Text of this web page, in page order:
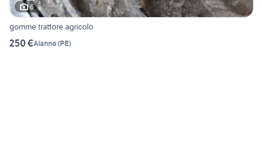
6
gomme trattore agricolo
250 €Alanno(PE)